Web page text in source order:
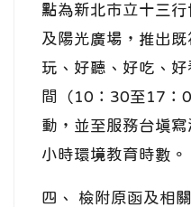
點為新北市立十三
及陽光廣場，推出
玩、好聽、好吃、
間（10：30至17：
動，並至服務台填
小時環境教育時數。
四、 檢附原函及相